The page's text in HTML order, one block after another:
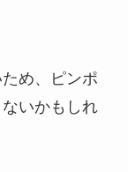
め、ピンポ
いかもしれ